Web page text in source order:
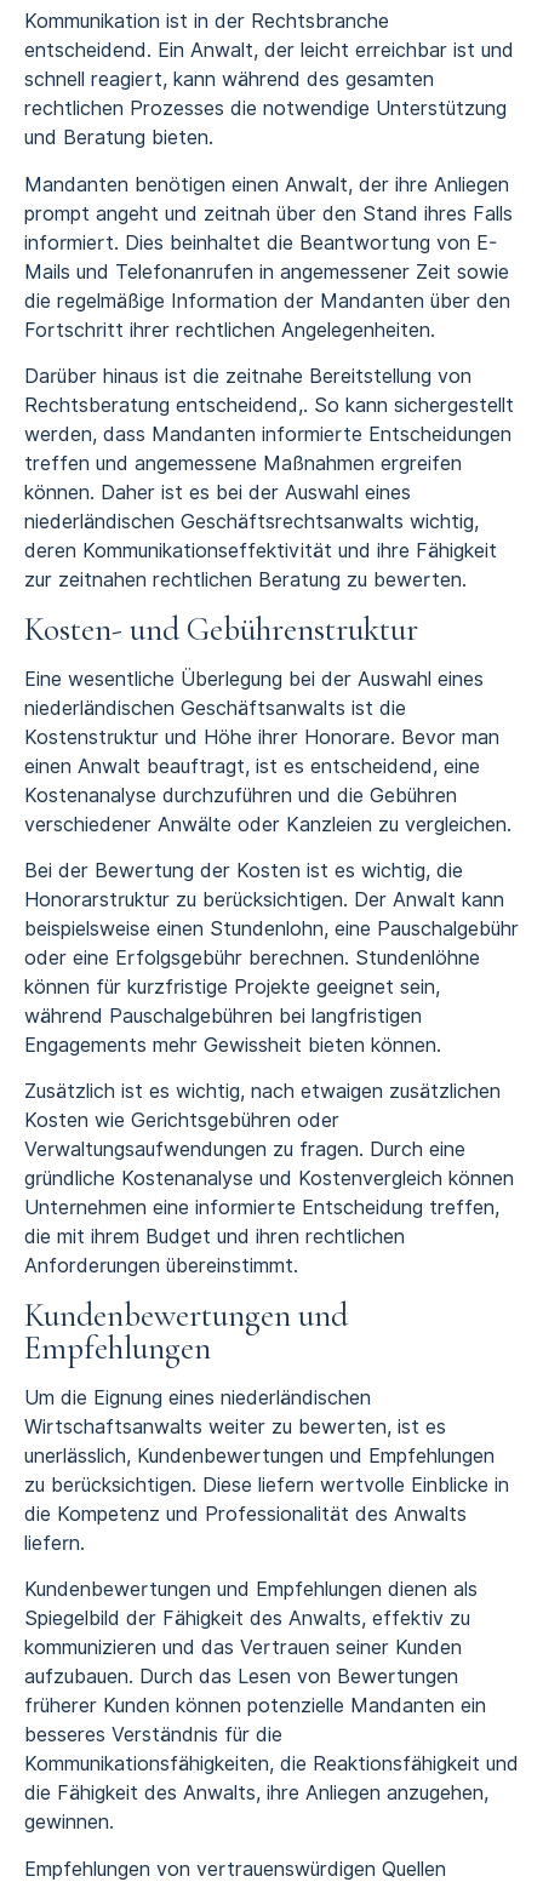
Kommunikation ist in der Rechtsbranche
entscheidend. Ein Anwalt, der leicht erreichbar ist und
schnell reagiert, kann während des gesamten
rechtlichen Prozesses die notwendige Unterstützung
und Beratung bieten.
Mandanten benötigen einen Anwalt, der ihre Anliegen
prompt angeht und zeitnah über den Stand ihres Falls
informiert. Dies beinhaltet die Beantwortung von E-
Mails und Telefonanrufen in angemessener Zeit sowie
die regelmäßige Information der Mandanten über den
Fortschritt ihrer rechtlichen Angelegenheiten.
Darüber hinaus ist die zeitnahe Bereitstellung von
Rechtsberatung entscheidend,. So kann sichergestellt
werden, dass Mandanten informierte Entscheidungen
treffen und angemessene Maßnahmen ergreifen
können. Daher ist es bei der Auswahl eines
niederländischen Geschäftsrechtsanwalts wichtig,
deren Kommunikationseffektivität und ihre Fähigkeit
zur zeitnahen rechtlichen Beratung zu bewerten.
Kosten- und Gebührenstruktur
Eine wesentliche Überlegung bei der Auswahl eines
niederländischen Geschäftsanwalts ist die
Kostenstruktur und Höhe ihrer Honorare. Bevor man
einen Anwalt beauftragt, ist es entscheidend, eine
Kostenanalyse durchzuführen und die Gebühren
verschiedener Anwälte oder Kanzleien zu vergleichen.
Bei der Bewertung der Kosten ist es wichtig, die
Honorarstruktur zu berücksichtigen. Der Anwalt kann
beispielsweise einen Stundenlohn, eine Pauschalgebühr
oder eine Erfolgsgebühr berechnen. Stundenlöhne
können für kurzfristige Projekte geeignet sein,
während Pauschalgebühren bei langfristigen
Engagements mehr Gewissheit bieten können.
Zusätzlich ist es wichtig, nach etwaigen zusätzlichen
Kosten wie Gerichtsgebühren oder
Verwaltungsaufwendungen zu fragen. Durch eine
gründliche Kostenanalyse und Kostenvergleich können
Unternehmen eine informierte Entscheidung treffen,
die mit ihrem Budget und ihren rechtlichen
Anforderungen übereinstimmt.
Kundenbewertungen und
Empfehlungen
Um die Eignung eines niederländischen
Wirtschaftsanwalts weiter zu bewerten, ist es
unerlässlich, Kundenbewertungen und Empfehlungen
zu berücksichtigen. Diese liefern wertvolle Einblicke in
die Kompetenz und Professionalität des Anwalts
liefern.
Kundenbewertungen und Empfehlungen dienen als
Spiegelbild der Fähigkeit des Anwalts, effektiv zu
kommunizieren und das Vertrauen seiner Kunden
aufzubauen. Durch das Lesen von Bewertungen
früherer Kunden können potenzielle Mandanten ein
besseres Verständnis für die
Kommunikationsfähigkeiten, die Reaktionsfähigkeit und
die Fähigkeit des Anwalts, ihre Anliegen anzugehen,
gewinnen.
Empfehlungen von vertrauenswürdigen Quellen